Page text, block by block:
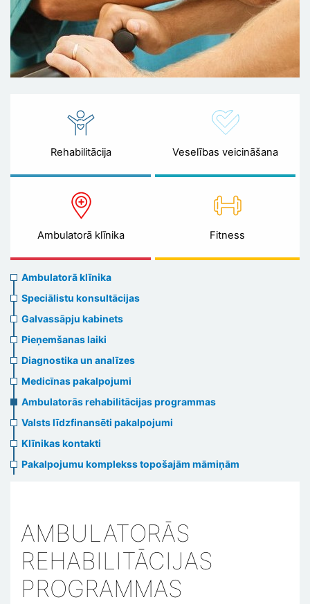
Rehabilitācija Veselības veicināšana
Ambulatorā klīnika Fitness
Ambulatory
clinic
menu
Ambulatorā klīnika
Speciālistu konsultācijas
Galvassāpju kabinets
Pieņemšanas laiki
Diagnostika un analīzes
Medicīnas pakalpojumi
Ambulatorās rehabilitācijas programmas
Valsts līdzfinansēti pakalpojumi
Klīnikas kontakti
Pakalpojumu komplekss topošajām māmiņām
AMBULATORĀS
REHABILITĀCIJAS
PROGRAMMAS